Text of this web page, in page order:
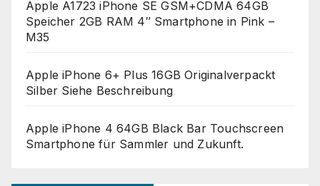
Apple A1723 iPhone SE GSM+CDMA 64GB
Speicher 2GB RAM 4″ Smartphone in Pink –
M35
Apple iPhone 6+ Plus 16GB Originalverpackt
Silber Siehe Beschreibung
Apple iPhone 4 64GB Black Bar Touchscreen
Smartphone für Sammler und Zukunft.